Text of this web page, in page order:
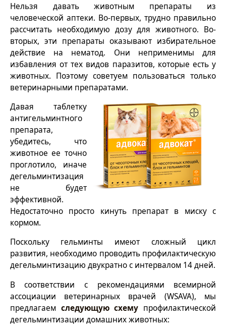
Нельзя давать животным препараты из
человеческой аптеки. Во-первых, трудно правильно
рассчитать необходимую дозу для животного. Во-
вторых, эти препараты оказывают избирательное
действие на нематод. Они неприменимы для
избавления от тех видов паразитов, которые есть у
животных. Поэтому советуем пользоваться только
ветеринарными препаратами.
Давая таблетку
антигельминтного
препарата,
убедитесь, что
животное ее точно
проглотило, иначе
дегельминтизация
не будет
эффективной.
Недостаточно просто кинуть препарат в миску с
кормом.
Поскольку гельминты имеют сложный цикл
развития, необходимо проводить профилактическую
дегельминтизацию двукратно с интервалом 14 дней.
В соответствии с рекомендациями всемирной
ассоциации ветеринарных врачей (WSAVA), мы
предлагаем следующую схему профилактической
дегельминтизации домашних животных: